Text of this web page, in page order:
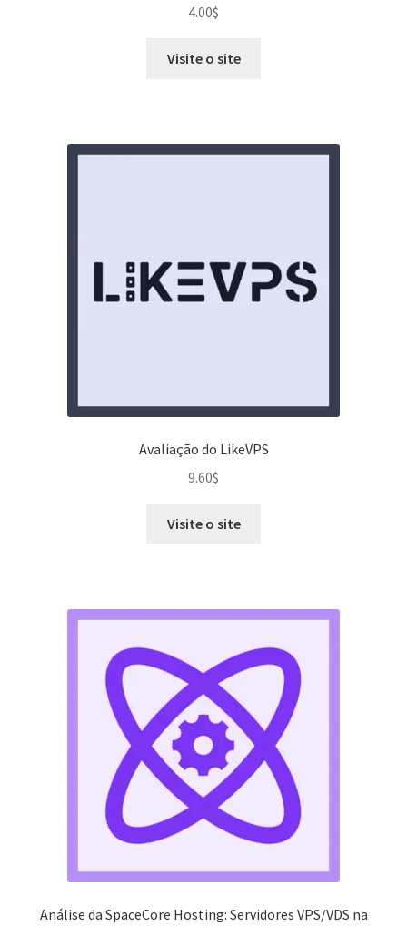
4.00$
Visite o site
Avaliação do LikeVPS
9.60$
Visite o site
Análise da SpaceCore Hosting: Servidores VPS/VDS na